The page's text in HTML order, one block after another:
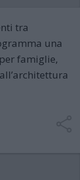
tra
una
famiglie,